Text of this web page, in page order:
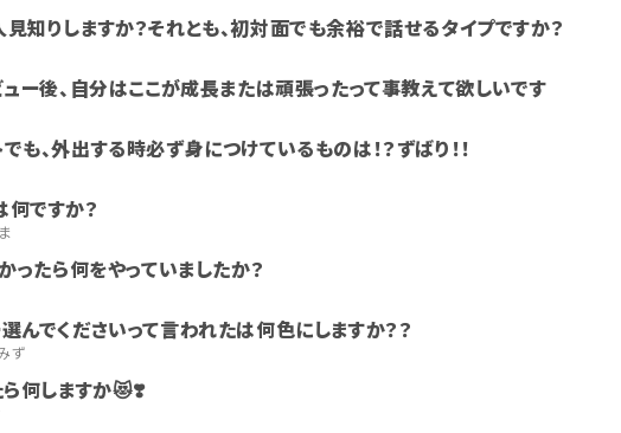
知りしますか？それとも、初対面でも余裕で話せるタイプですか？
ー後、自分はここが成長または頑張ったって事教えて欲しいです
も、外出する時必ず身につけているものは！？ずばり！！
ですか？
たら何をやっていましたか？
んでくださいって言われたは何色にしますか？？
ず
何しますか😻❣️